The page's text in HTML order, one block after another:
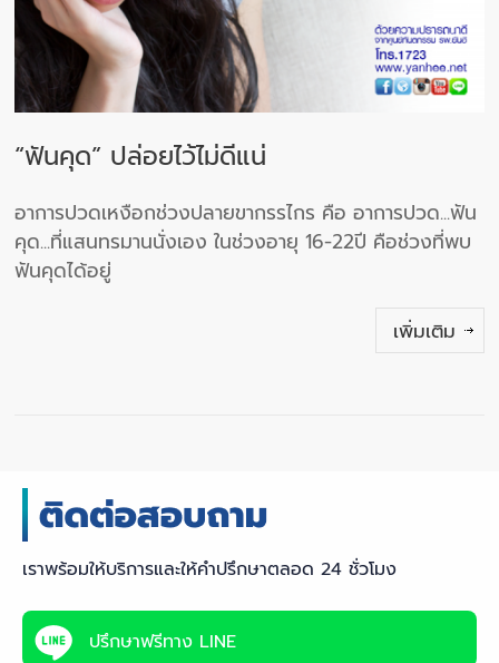
“ฟันคุด” ปล่อยไว้ไม่ดีแน่
อาการปวดเหงือกช่วงปลายขากรรไกร คือ อาการปวด...ฟัน
คุด...ที่แสนทรมานนั่งเอง ในช่วงอายุ 16-22ปี คือช่วงที่พบ
ฟันคุดได้อยู่
เพิ่มเติม
เราพร้อมให้บริการและให้คำปรึกษาตลอด 24 ชั่วโมง
ปรึกษาฟรีทาง LINE